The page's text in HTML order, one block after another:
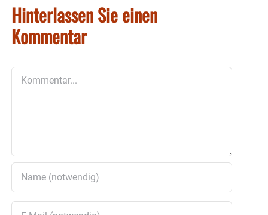
Hinterlassen Sie einen
Kommentar